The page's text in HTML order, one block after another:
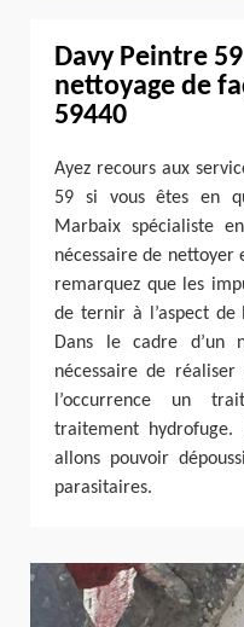
Davy Peintre
nettoyage de
59440
Ayez recours aux
59 si vous êtes en
Marbaix spécialiste
nécessaire de nettoyer
remarquez que les
de ternir à l’aspect
Dans le cadre d’un
nécessaire de
l’occurrence un
traitement hydrofuge.
allons pouvoir
parasitaires.